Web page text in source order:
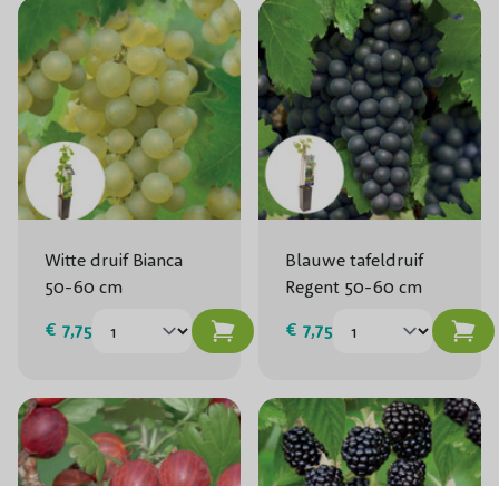
Witte druif Bianca
50-60 cm
€ 7,75
Blauwe tafeldruif
Regent 50-60 cm
€ 7,75